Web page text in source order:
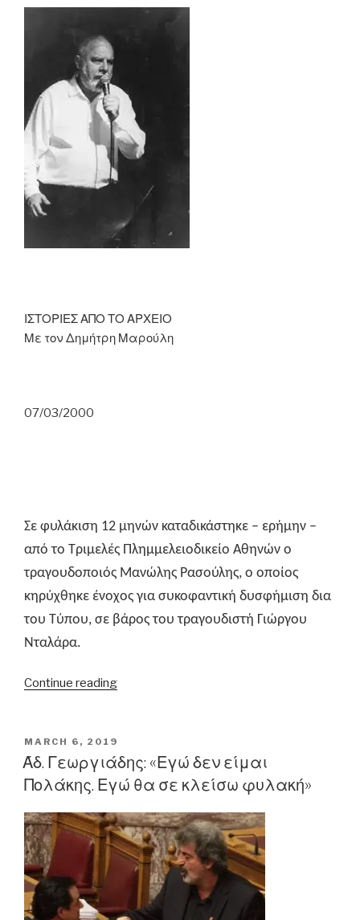
τη
ΙΣΤΟΡΙΕΣ ΑΠΟ ΤΟ ΑΡΧΕΙΟ
Με τον Δημήτρη Μαρούλη
07/03/2000
Σε φυλάκιση 12 μηνών καταδικάστηκε – ερήμην –
από το Τριμελές Πλημμελειοδικείο Αθηνών ο
τραγουδοποιός Μανώλης Ρασούλης, ο οποίος
κηρύχθηκε ένοχος για συκοφαντική δυσφήμιση δια
του Τύπου, σε βάρος του τραγουδιστή Γιώργου
Νταλάρα.
Continue reading“Καταδίκη
συκοφαντική
δυσφήμιση
Γ.
Νταλάρα”
POSTED
ON
MARCH 6, 2019
Άδ. Γεωργιάδης: «Εγώ δεν είμαι
Πολάκης. Εγώ θα σε κλείσω φυλακή»